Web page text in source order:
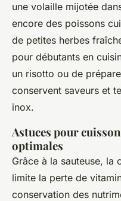
une volaille mijotée
encore des poissons
de petites herbes
pour débutants en
un risotto ou de
conservent saveurs et
inox.
Astuces pour
optimales
Grâce à la sauteuse, la
limite la perte de
conservation des